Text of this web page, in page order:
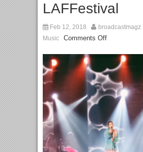
LAFFestival
Feb 12, 2018 broadcastmagz
Music
Comments Off